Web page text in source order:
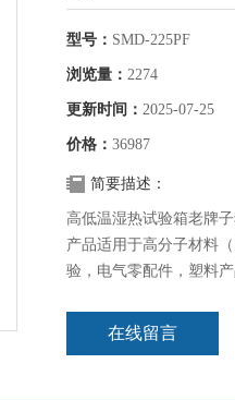
型号： SMD-225PF
浏览量： 2274
更新时间： 2025-07-25
价格： 36987
简要描述：
高低温湿热试验箱老牌
产品适用于高分子材料
验，电气零配件，塑料
在线留言